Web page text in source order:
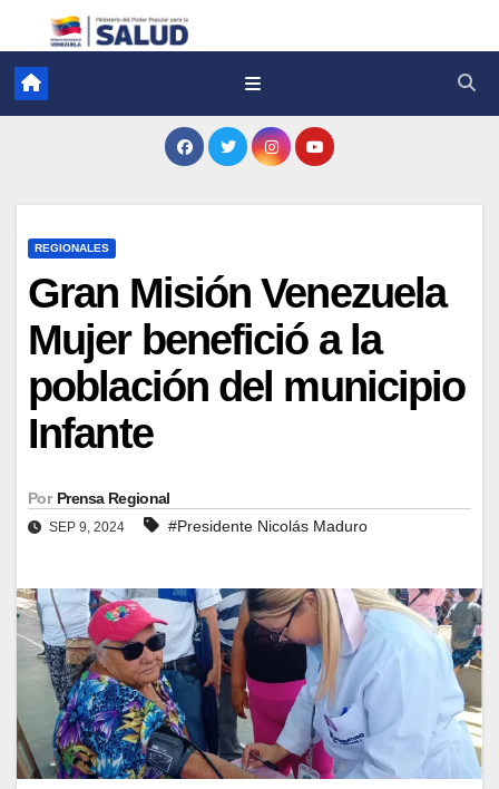
REGIONALES
Gran Misión Venezuela
Mujer benefició a la
población del municipio
Infante
Por Prensa Regional
SEP 9, 2024 #Presidente Nicolás Maduro